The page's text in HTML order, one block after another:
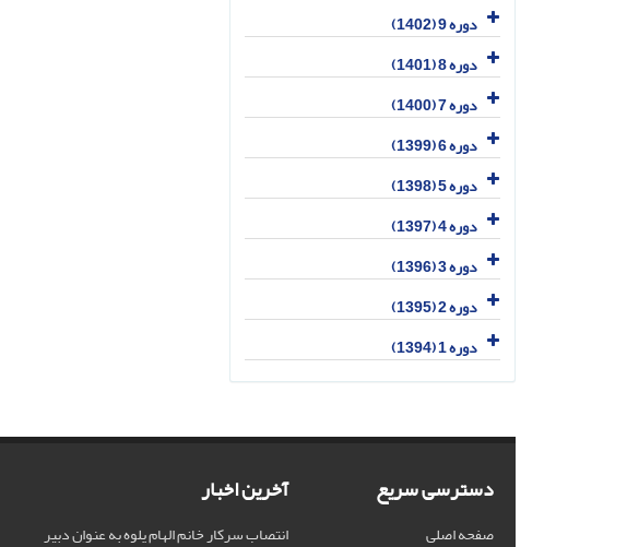
دوره 9 (1402)
دوره 8 (1401)
دوره 7 (1400)
دوره 6 (1399)
دوره 5 (1398)
دوره 4 (1397)
دوره 3 (1396)
دوره 2 (1395)
دوره 1 (1394)
دسترسی سریع
صفحه اصلی
آخرین اخبار
انتصاب سرکار خانم الهام یلوه به عنوان دبیر